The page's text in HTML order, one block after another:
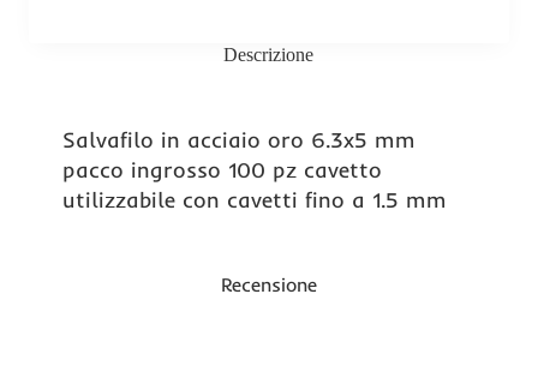
Descrizione
Salvafilo in acciaio oro 6.3x5 mm
pacco ingrosso 100 pz cavetto
utilizzabile con cavetti fino a 1.5 mm
Recensione